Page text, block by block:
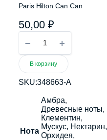
Paris Hilton Can Can
50,00 ₽
Hilton
Can
Can
В корзину
SKU:348663-A
Нота
Амбра,
Древесные ноты,
Клементин,
Мускус, Нектарин,
Орхидея,